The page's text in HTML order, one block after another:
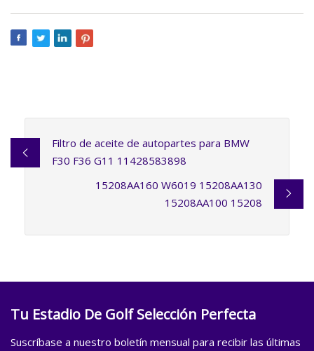
Filtro de aceite de autopartes para BMW
F30 F36 G11 11428583898
15208AA160 W6019 15208AA130
15208AA100 15208
Tu Estadio De Golf Selección Perfecta
Suscríbase a nuestro boletín mensual para recibir las últimas